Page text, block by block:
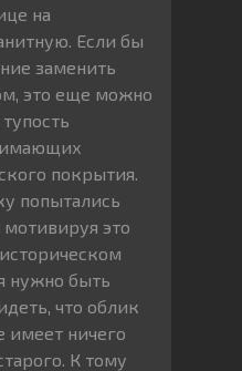
на
Если бы
заменить
это еще можно
покрытия.
попытались
это
нужно быть
что облик
имеет ничего
К тому